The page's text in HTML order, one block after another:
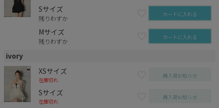
Sサイズ
残りわずか カートに入れる
Mサイズ
残りわずか カートに入れる
ivory
XSサイズ
在庫切れ
再入荷お知らせ
Sサイズ
在庫切れ
再入荷お知らせ